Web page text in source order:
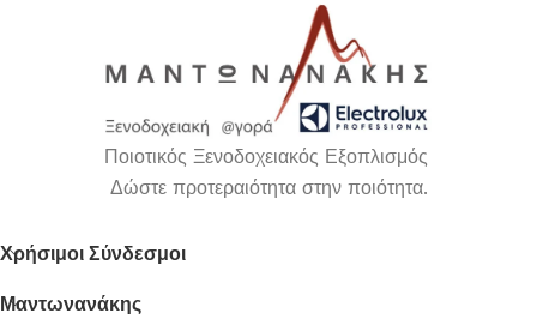
Ποιοτικός Ξενοδοχειακός Εξοπλισμός
Δώστε προτεραιότητα στην ποιότητα.
Χρήσιμοι Σύνδεσμοι
Μαντωνανάκης